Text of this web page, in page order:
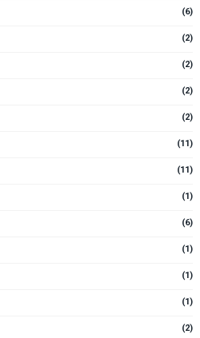
(6)
(2)
(2)
(2)
(2)
(11)
(11)
(1)
(6)
(1)
(1)
(1)
(2)